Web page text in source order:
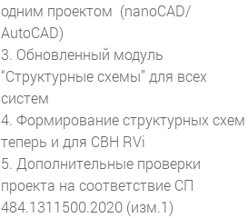
одним проектом (nanoCAD/
AutoCAD)
3. Обновленный модуль
“Структурные схемы” для всех
систем
4. Формирование структурных схем
теперь и для СВН RVi
5. Дополнительные проверки
проекта на соответствие СП
484.1311500.2020 (изм.1)